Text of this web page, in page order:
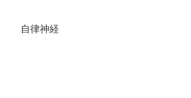
自律神経